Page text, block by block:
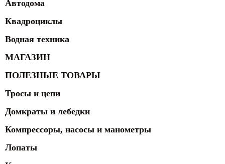
Автодома
Квадроциклы
Водная техника
МАГАЗИН
ПОЛЕЗНЫЕ ТОВАРЫ
Тросы и цепи
Домкраты и лебедки
Компрессоры, насосы и манометры
Лопаты